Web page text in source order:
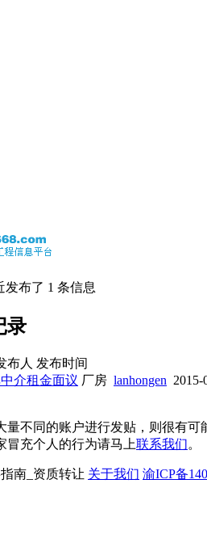
发布了 1 条信息
录
布人 发布时间
介租金面议 厂房 lanhongen 2015-
量不同的账户进行发贴，则很有可
冒充个人的行为请马上联系我们。
南_资质转让 关于我们 渝ICP备